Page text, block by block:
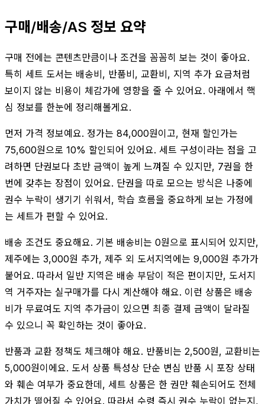
구매/배송/AS 정보 요약
구매 전에는 콘텐츠만큼이나 조건을 꼼꼼히 보는 것이 좋아요.
특히 세트 도서는 배송비, 반품비, 교환비, 지역 추가 요금처럼
보이지 않는 비용이 체감가에 영향을 줄 수 있어요. 아래에서 핵
심 정보를 한눈에 정리해볼게요.
먼저 가격 정보예요. 정가는 84,000원이고, 현재 할인가는
75,600원으로 10% 할인되어 있어요. 세트 구성이라는 점을 고
려하면 단권보다 초반 금액이 높게 느껴질 수 있지만, 7권을 한
번에 갖추는 장점이 있어요. 단권을 따로 모으는 방식은 나중에
권수 누락이 생기기 쉬워서, 학습 흐름을 중요하게 보는 가정에
는 세트가 편할 수 있어요.
배송 조건도 중요해요. 기본 배송비는 0원으로 표시되어 있지만,
제주에는 3,000원 추가, 제주 외 도서지역에는 9,000원 추가가
붙어요. 따라서 일반 지역은 배송 부담이 적은 편이지만, 도서지
역 거주자는 실구매가를 다시 계산해야 해요. 이런 상품은 배송
비가 무료여도 지역 추가금이 있으면 최종 결제 금액이 달라질
수 있으니 꼭 확인하는 것이 좋아요.
반품과 교환 정책도 체크해야 해요. 반품비는 2,500원, 교환비는
5,000원이에요. 도서 상품 특성상 단순 변심 반품 시 포장 상태
와 훼손 여부가 중요한데, 세트 상품은 한 권만 훼손되어도 전체
가치가 떨어질 수 있어요. 따라서 수령 즉시 권수 누락이 없는지,